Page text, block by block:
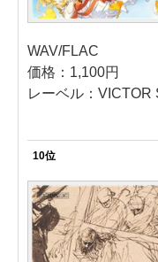
WAV/FLAC
価格：1,100円
レーベル：VICTOR
10位